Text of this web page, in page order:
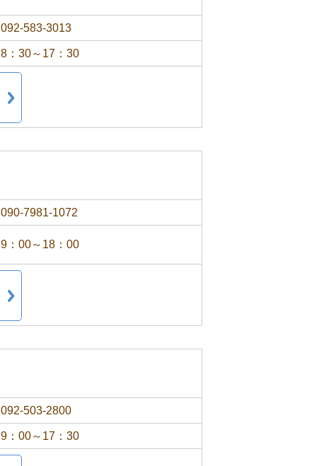
092-583-3013
8：30～17：30
090-7981-1072
9：00～18：00
092-503-2800
9：00～17：30